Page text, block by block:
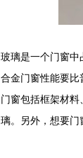
玻璃是一个门窗中
合金门窗性能要比
门窗包括框架材
璃。另外，想要门